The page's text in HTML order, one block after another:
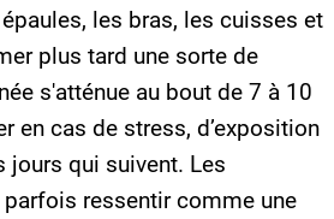
les bras, les cuisses et
plus tard une sorte de
s'atténue au bout de 7 à 10
en cas de stress, d’exposition
jours qui suivent. Les
ressentir comme une